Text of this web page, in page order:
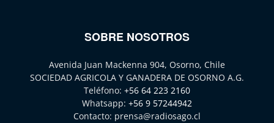
SOBRE NOSOTROS
Avenida Juan Mackenna 904, Osorno, Chile
SOCIEDAD AGRICOLA Y GANADERA DE OSORNO A.G.
Teléfono: +56 64 223 2160
Whatsapp: +56 9 57244942
Contacto: prensa@radiosago.cl